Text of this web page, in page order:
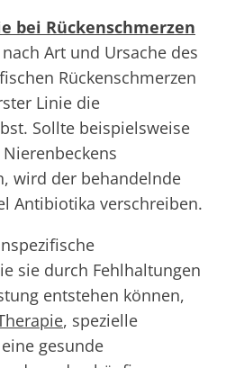
bei Rückenschmerzen
Art und Ursache des
Rückenschmerzen
Linie die
Sollte beispielsweise
wird der behandelnde
Antibiotika verschreiben.
sie durch Fehlhaltungen
entstehen können,
, spezielle
gesunde